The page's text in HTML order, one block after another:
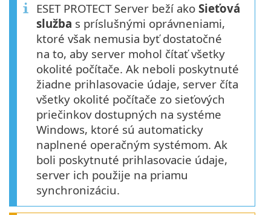
ESET PROTECT Server beží ako Sieťová
služba s príslušnými oprávneniami,
ktoré však nemusia byť dostatočné
na to, aby server mohol čítať všetky
okolité počítače. Ak neboli poskytnuté
žiadne prihlasovacie údaje, server číta
všetky okolité počítače zo sieťových
priečinkov dostupných na systéme
Windows, ktoré sú automaticky
naplnené operačným systémom. Ak
boli poskytnuté prihlasovacie údaje,
server ich použije na priamu
synchronizáciu.